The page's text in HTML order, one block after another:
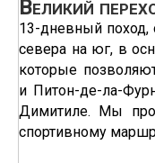
Великий
13-дневный
севера на юг, в
которые
и Питон-де-ла-
Димитиле. Мы
спортивному